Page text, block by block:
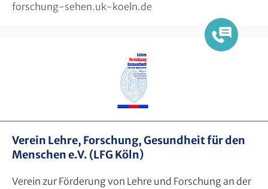
forschung-sehen.uk-koeln.de
Verein Lehre, Forschung, Gesundheit für den
Menschen e.V. (LFG Köln)
Verein zur Förderung von Lehre und Forschung an der